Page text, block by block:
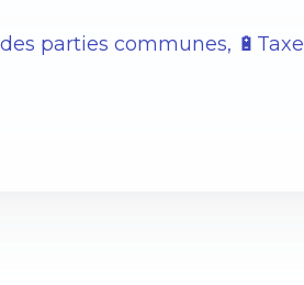
parties communes, 🔋Taxe